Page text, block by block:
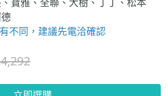
不同，建議先電洽確認
立即選購